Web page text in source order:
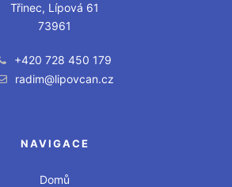
Třinec, Lípová 61
73961
+420 728 450 179
radim@lipovcan.cz
NAVIGACE
Domů